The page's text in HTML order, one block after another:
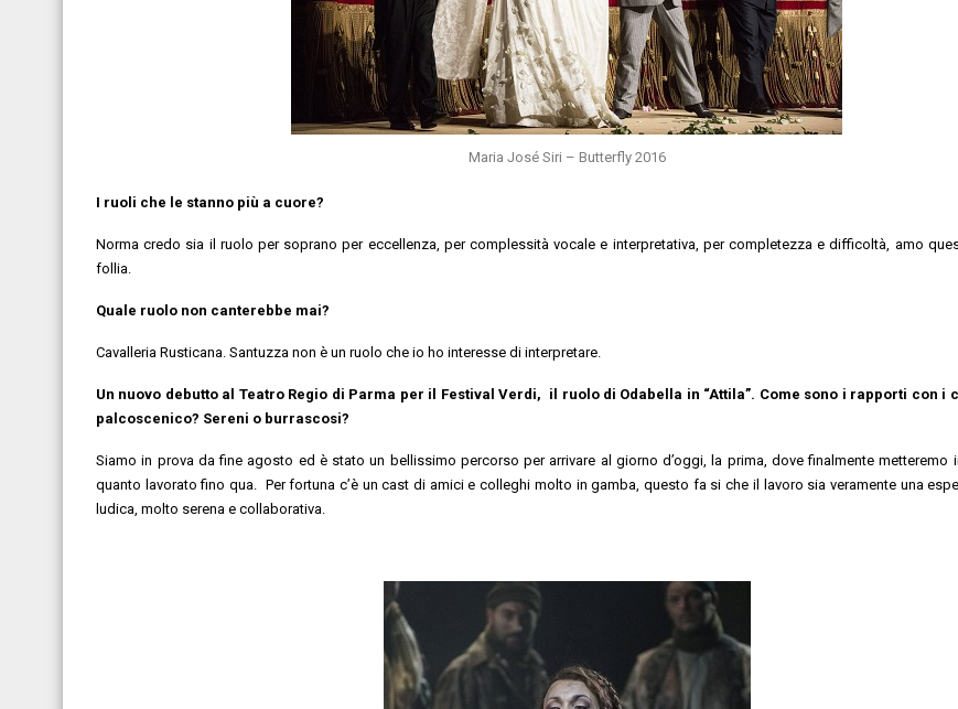
Maria José Siri – Butterfly 2016
I ruoli che le stanno più a cuore?
Norma credo sia il ruolo per soprano per eccellenza, per complessità vocale e interpretativa, per completezza e difficoltà, amo
follia.
Quale ruolo non canterebbe mai?
Cavalleria Rusticana. Santuzza non è un ruolo che io ho interesse di interpretare.
Un nuovo debutto al Teatro Regio di Parma per il Festival Verdi, il ruolo di Odabella in “Attila”. Come sono i rapporti con i
palcoscenico? Sereni o burrascosi?
Siamo in prova da fine agosto ed è stato un bellissimo percorso per arrivare al giorno d’oggi, la prima, dove finalmente metteremo
quanto lavorato fino qua. Per fortuna c’è un cast di amici e colleghi molto in gamba, questo fa si che il lavoro sia veramente una
ludica, molto serena e collaborativa.